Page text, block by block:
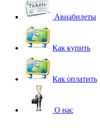
Авиабилеты
Как купить
Как оплатить
О нас